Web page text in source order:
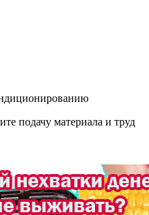
подачу материала и труд